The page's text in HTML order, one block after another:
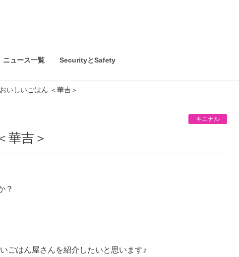
ニュース一覧 SecurityとSafety
いしいごはん ＜華吉＞
キニナル
華吉＞
？
ごはん屋さんを紹介したいと思います♪